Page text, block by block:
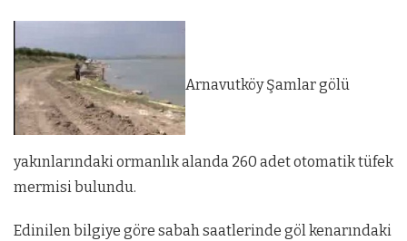
Arnavutköy Şamlar gölü
yakınlarındaki ormanlık alanda 260 adet otomatik tüfek
mermisi bulundu.
Edinilen bilgiye göre sabah saatlerinde göl kenarındaki